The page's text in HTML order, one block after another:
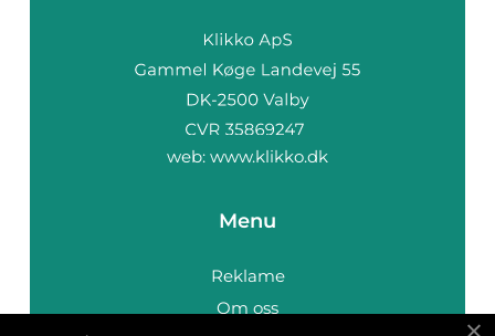
web: www.klikko.dk
Menu
Reklame
Om oss